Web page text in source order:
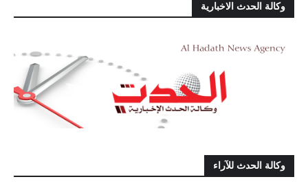
وكالة الحدث الاخبارية
وكالة الحدث للآراء